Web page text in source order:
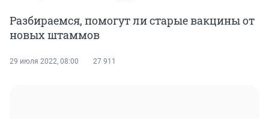
Разбираемся, помогут ли старые вакцины от
новых штаммов
29 июля 2022, 08:00 27 911